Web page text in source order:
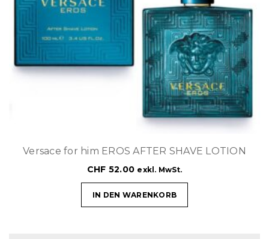
Versace for him EROS AFTER SHAVE LOTION
CHF 52.00 exkl. MwSt.
IN DEN WARENKORB